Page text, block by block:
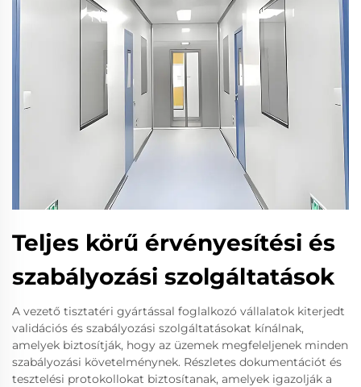
Teljes körű érvényesítési és
szabályozási szolgáltatások
A vezető tisztatéri gyártással foglalkozó vállalatok kiterjedt
validációs és szabályozási szolgáltatásokat kínálnak,
amelyek biztosítják, hogy az üzemek megfeleljenek minden
szabályozási követelménynek. Részletes dokumentációt és
tesztelési protokollokat biztosítanak, amelyek igazolják a